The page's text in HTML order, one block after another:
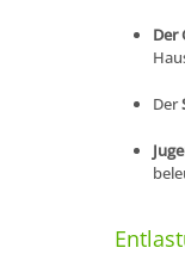
Der
Der